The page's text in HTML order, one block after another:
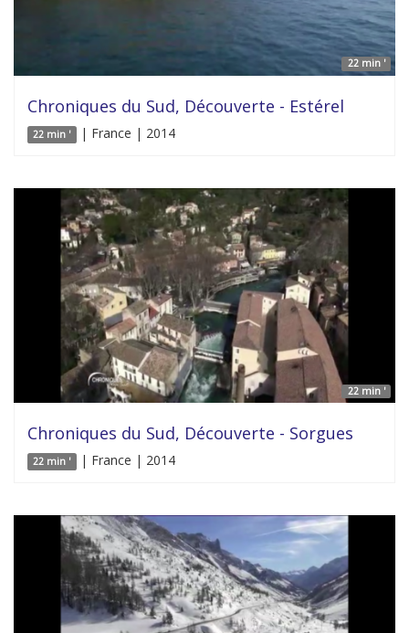
22 min '
Chroniques du Sud, Découverte - Estérel
22 min ' | France | 2014
22 min '
Chroniques du Sud, Découverte - Sorgues
22 min ' | France | 2014